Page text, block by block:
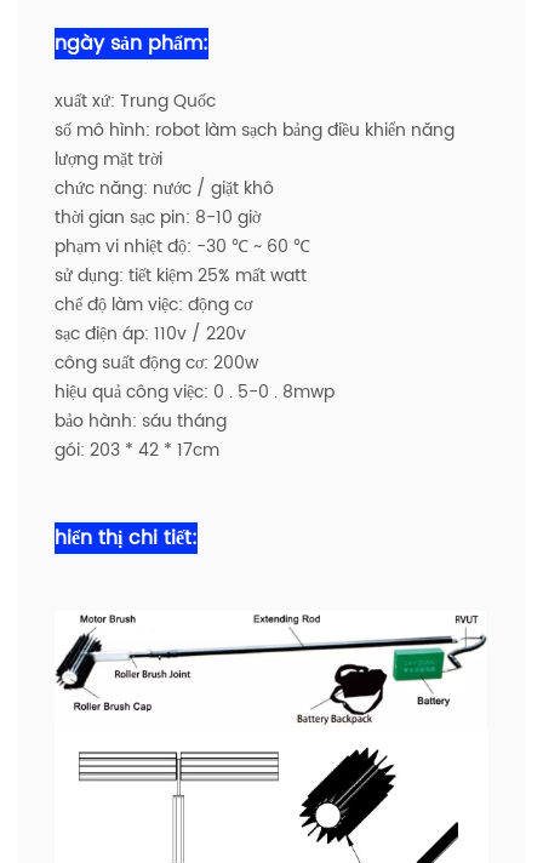
ngày sản phẩm:
xuất xứ: Trung Quốc
số mô hình: robot làm sạch bảng điều khiển năng
lượng mặt trời
chức năng: nước / giặt khô
thời gian sạc pin: 8-10 giờ
phạm vi nhiệt độ: -30 ℃ ~ 60 ℃
sử dụng: tiết kiệm 25% mất watt
chế độ làm việc: động cơ
sạc điện áp: 110v / 220v
công suất động cơ: 200w
hiệu quả công việc: 0 . 5-0 . 8mwp
bảo hành: sáu tháng
gói: 203 * 42 * 17cm
hiển thị chi tiết: